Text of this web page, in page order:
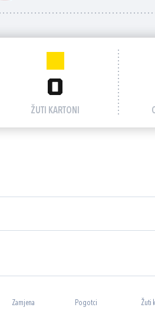
0
ŽUTI KARTONI
Zamjena Pogotci Žuti